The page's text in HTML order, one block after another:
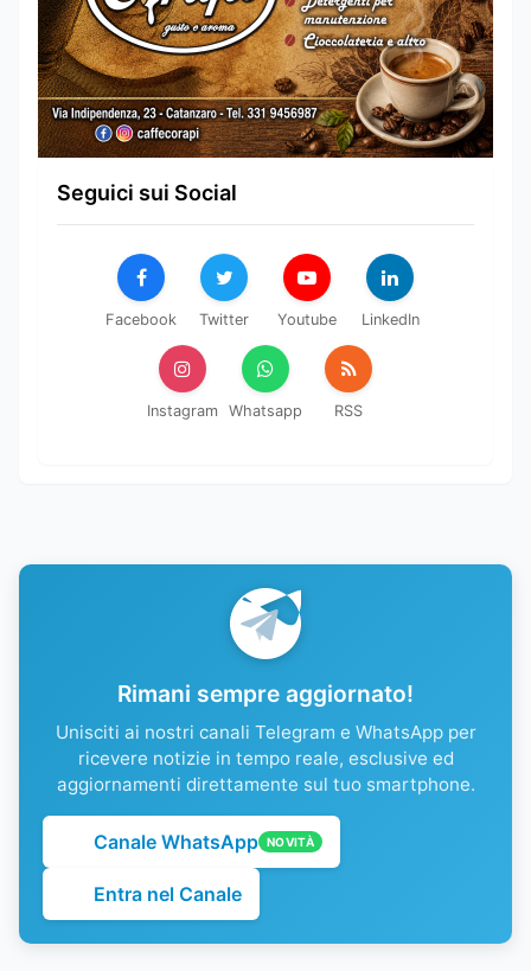
Seguici sui Social
Facebook Twitter Youtube LinkedIn
Instagram Whatsapp RSS
Rimani sempre aggiornato!
Unisciti ai nostri canali Telegram e WhatsApp per
ricevere notizie in tempo reale, esclusive ed
aggiornamenti direttamente sul tuo smartphone.
Canale WhatsApp NOVITÀ
Entra nel Canale